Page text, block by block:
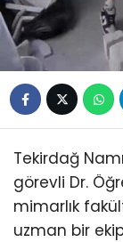
Tekirdağ
görevli Dr.
mimarlık
uzman bir